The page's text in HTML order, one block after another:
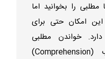
را بخوانید اما
امکان حتی برای
خواندن مطلبی
(Reading) با درک مطلب (Comprehension)